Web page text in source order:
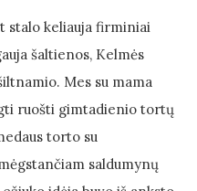
stalo keliauja firminiai
šaltienos, Kelmės
Mes su mama
ruošti gimtadienio tortų
torto su
saldumynų